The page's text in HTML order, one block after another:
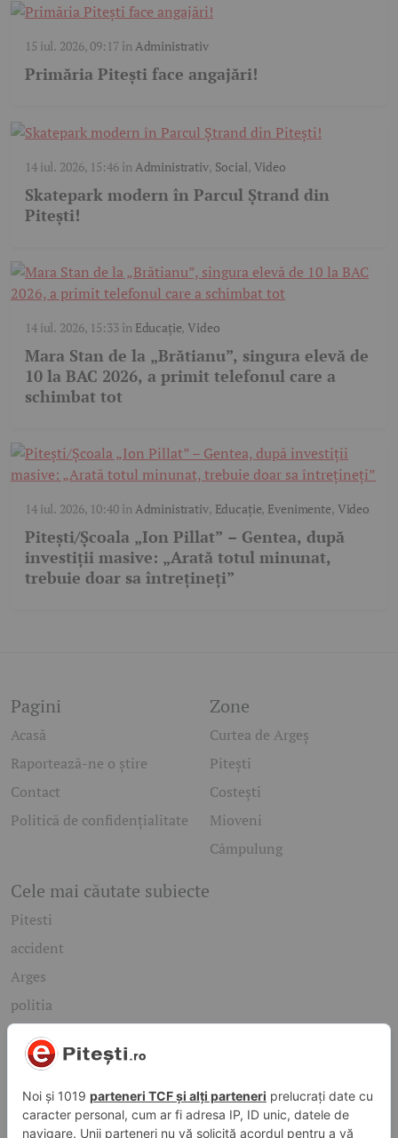
15 iul. 2026, 09:17înAdministrativ
Primăria Pitești face angajări!
14 iul. 2026, 15:46înAdministrativ, Social, Video
Skatepark modern în Parcul Ștrand din
Pitești!
14 iul. 2026, 15:33în Educație,Video
Mara Stan de la „Brătianu”, singura elevă de
10 la BAC 2026, a primit telefonul care a
schimbat tot
14 iul. 2026, 10:40înAdministrativ, Educație, Evenimente, Video
Pitești/Școala „Ion Pillat” – Gentea, după
investiții masive: „Arată totul minunat,
trebuie doar sa întrețineți”
Pagini
Acasă
Raportează-ne o știre
Contact
Politică de confidențialitate
Zone
Curtea de Argeș
Pitești
Costești
Mioveni
Câmpulung
Cele mai căutate subiecte
Pitesti
accident
Arges
politia
mioveni
Caută rapid știrile care te interesează
Găsește cele mai recente știri, evenimente și subiecte de
interes din orașul tău. Introdu un cuvânt-cheie și descoperă